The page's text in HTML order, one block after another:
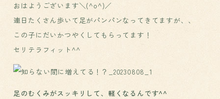
おはようございます＼(^o^)／
連日たくさん歩いて足がパンパンなってきてますが、、
この子にだいかつやくしてもらってます！
セリテラフィット^^
足のむくみがスッキリして、軽くなるんです^^